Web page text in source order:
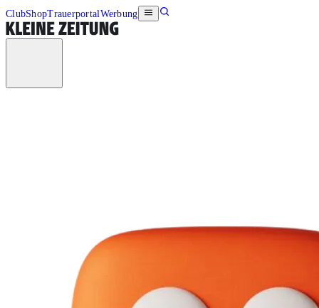
ClubShopTrauerportalWerbung